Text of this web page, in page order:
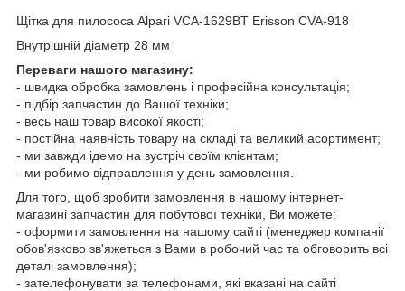
Щітка для пилососа Alpari VCA-1629BT Erisson CVA-918
Внутрішній діаметр 28 мм
Переваги нашого магазину:
- швидка обробка замовлень і професійна консультація;
- підбір запчастин до Вашої техніки;
- весь наш товар високої якості;
- постійна наявність товару на складі та великий асортимент;
- ми завжди ідемо на зустріч своїм клієнтам;
- ми робимо відправлення у день замовлення.
Для того, щоб зробити замовлення в нашому інтернет-
магазині запчастин для побутової техніки, Ви можете:
- оформити замовлення на нашому сайті (менеджер компанії
обов'язково зв'яжеться з Вами в робочий час та обговорить всі
деталі замовлення);
- зателефонувати за телефонами, які вказані на сайті